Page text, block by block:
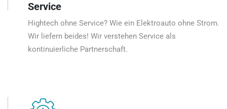
Service
Hightech ohne Service? Wie ein Elektroauto ohne Strom.
Wir liefern beides! Wir verstehen Service als
kontinuierliche Partnerschaft.